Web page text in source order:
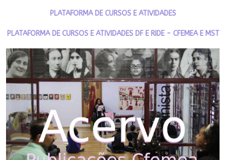
PLATAFORMA DE CURSOS E ATIVIDADES
PLATAFORMA DE CURSOS E ATIVIDADES DF E RIDE - CFEMEA E MST